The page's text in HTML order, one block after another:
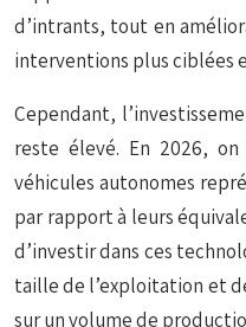
d’intrants, tout en
interventions plus ciblées
Cependant,
reste élevé. En 2026,
véhicules autonomes
par rapport à leurs
d’investir dans ces
taille de l’exploitation et
sur un volume de